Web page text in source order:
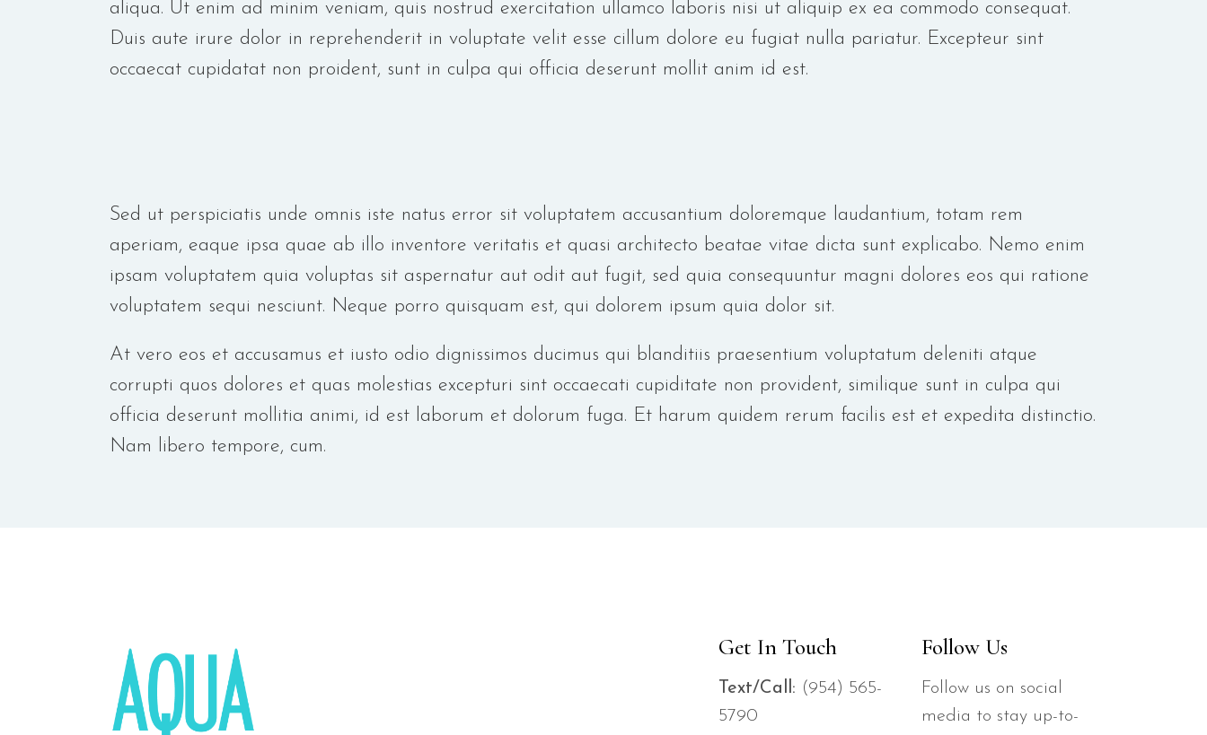
aliqua. Ut enim ad minim veniam, quis nostrud exercitation ullamco laboris nisi ut aliquip ex ea commodo consequat.
Duis aute irure dolor in reprehenderit in voluptate velit esse cillum dolore eu fugiat nulla pariatur. Excepteur sint
occaecat cupidatat non proident, sunt in culpa qui officia deserunt mollit anim id est.
Sed ut perspiciatis unde omnis iste natus error sit voluptatem accusantium doloremque laudantium, totam rem
aperiam, eaque ipsa quae ab illo inventore veritatis et quasi architecto beatae vitae dicta sunt explicabo. Nemo enim
ipsam voluptatem quia voluptas sit aspernatur aut odit aut fugit, sed quia consequuntur magni dolores eos qui ratione
voluptatem sequi nesciunt. Neque porro quisquam est, qui dolorem ipsum quia dolor sit.
At vero eos et accusamus et iusto odio dignissimos ducimus qui blanditiis praesentium voluptatum deleniti atque
corrupti quos dolores et quas molestias excepturi sint occaecati cupiditate non provident, similique sunt in culpa qui
officia deserunt mollitia animi, id est laborum et dolorum fuga. Et harum quidem rerum facilis est et expedita distinctio.
Nam libero tempore, cum.
Get In Touch
Text/Call: (954) 565-
5790
Follow Us
Follow us on social
media to stay up-to-